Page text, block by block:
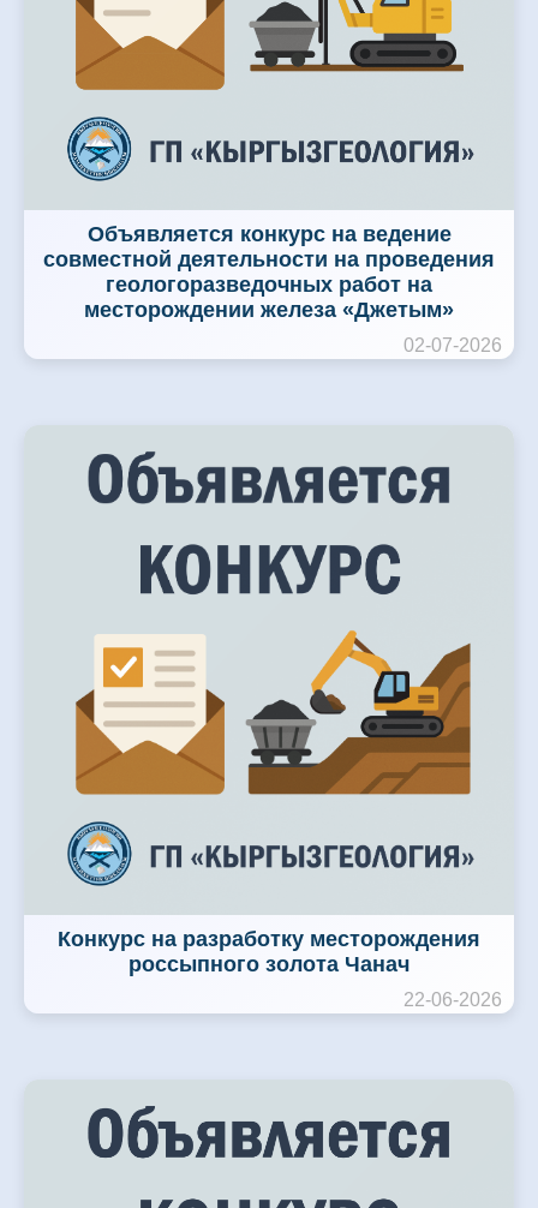
Объявляется конкурс на ведение
совместной деятельности на проведения
геологоразведочных работ на
месторождении железа «Джетым»
02-07-2026
Конкурс на разработку месторождения
россыпного золота Чанач
22-06-2026